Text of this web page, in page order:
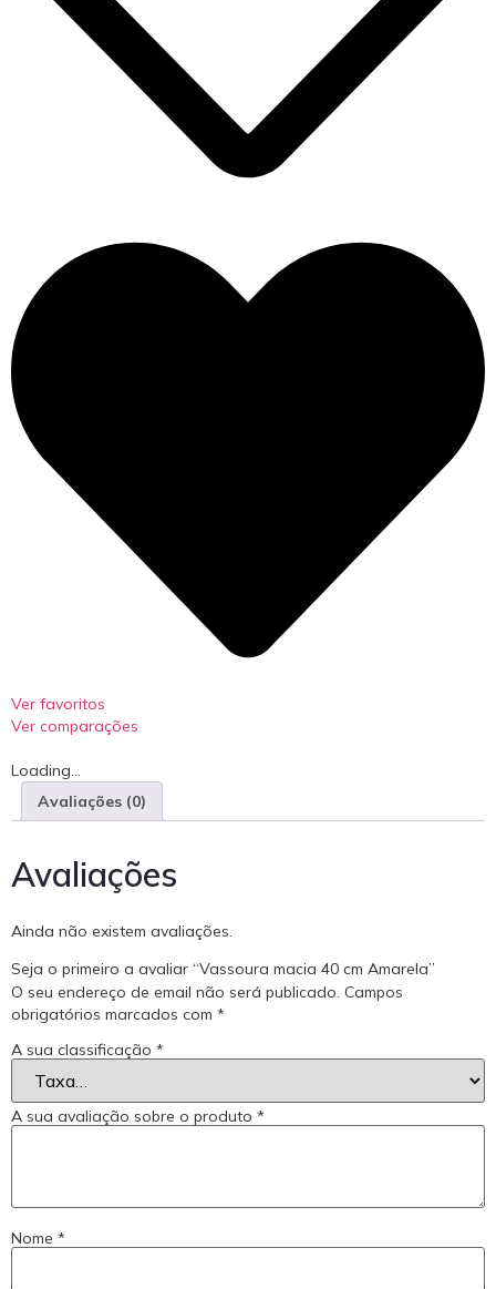
Ver favoritos
Ver comparações
Loading...
Avaliações (0)
Avaliações
Ainda não existem avaliações.
Seja o primeiro a avaliar “Vassoura macia 40 cm Amarela”
O seu endereço de email não será publicado. Campos
obrigatórios marcados com *
A sua classificação *
A sua avaliação sobre o produto *
Nome *